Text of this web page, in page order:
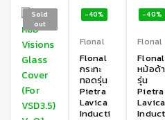
Sold
out
-40%
Flonal
Flonal
กระทะ
ทอดรุ่น
Pietra
Lavica
Inducti
-40%
Flonal
Flonal
หม้อด้
รุ่น
Pietra
Lavica